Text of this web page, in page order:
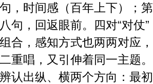
，时间感（百年上下）；
句，回返眼前。四对“对仗
合，感知方式也两两对应
重唱，又引伸着同一主题
认出纵、横两个方向：最